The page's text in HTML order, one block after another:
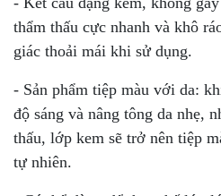
thẩm thấu cực nhanh và khô
giác thoải mái khi sử dụng.
- Sản phẩm tiệp màu với da:
độ sáng và nâng tông da nhẹ,
thấu, lớp kem sẽ trở nên tiệp
tự nhiên.